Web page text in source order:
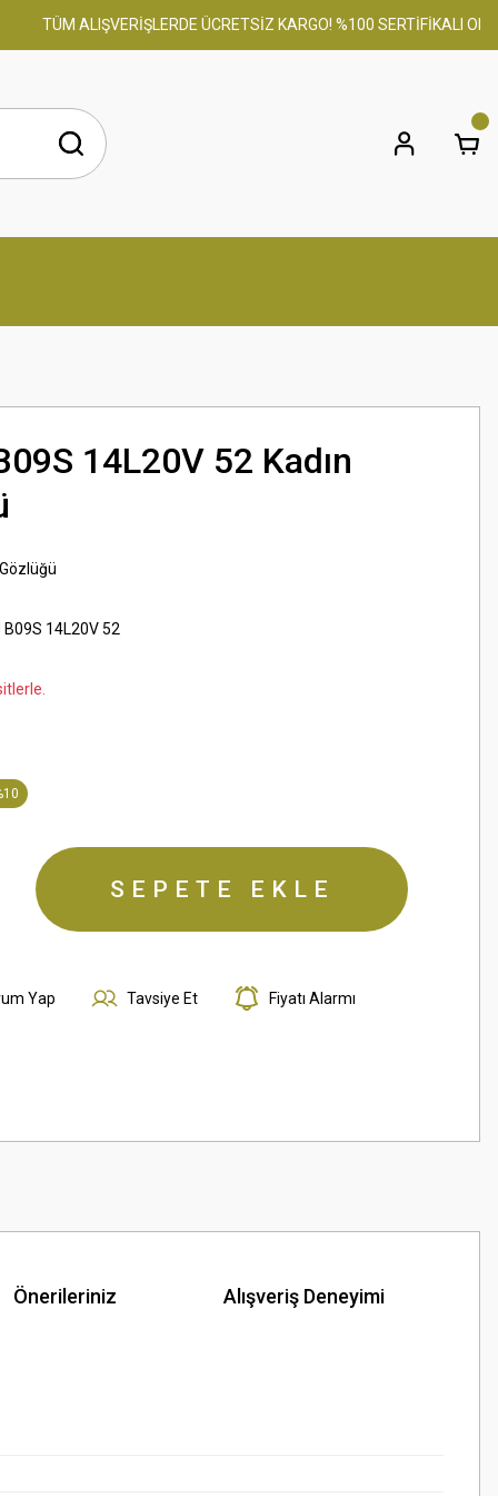
TÜM ALIŞVERİŞLERDE ÜCRETSİZ KARGO! %100 SERTİFİKALI ORİJİNAL
14L20V 52 Kadın
B09S 14L20V 52
SEPETE EKLE
Yap Tavsiye Et Fiyatı Alarmı
Önerileriniz Alışveriş Deneyimi